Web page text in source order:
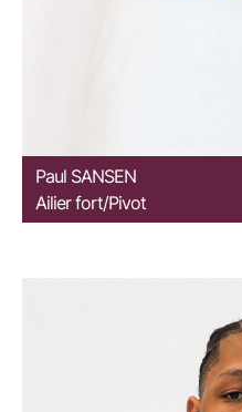
Paul SANSEN
Ailier fort/Pivot